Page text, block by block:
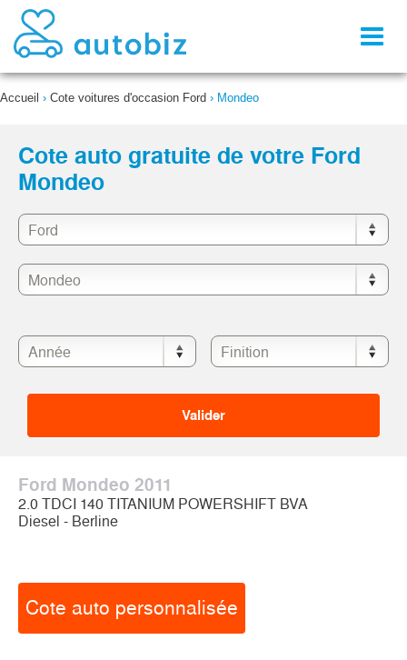
Accueil › Cote voitures d'occasion Ford › Mondeo
Cote auto gratuite de votre Ford
Mondeo
Ford Mondeo 2011
2.0 TDCI 140 TITANIUM POWERSHIFT BVA
Diesel - Berline
Cote auto personnalisée